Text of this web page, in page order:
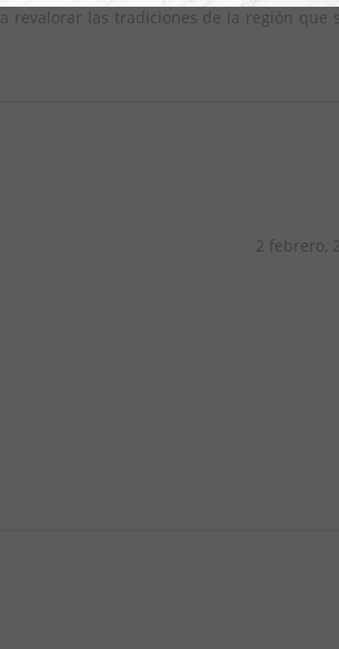
revalorar las tradiciones de la región que
2 febrero,